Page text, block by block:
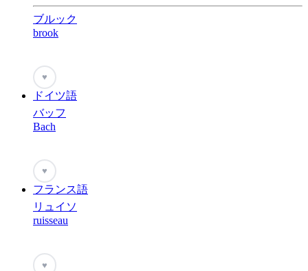
ブルック
brook
♥
ドイツ語
バッフ
Bach
♥
フランス語
リュイソ
ruisseau
♥